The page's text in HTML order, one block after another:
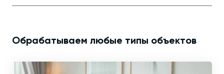
Обрабатываем любые типы объектов